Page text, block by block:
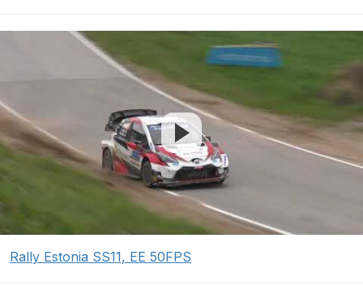
Rally Estonia SS11, EE 50FPS